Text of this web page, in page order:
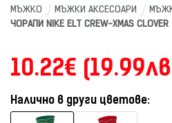
МЪЖКО МЪЖКИ АКСЕСОАРИ
ЧОРАПИ NIKE ELT CREW-XMAS CLOVER
10.22€
Налично в други цветове: